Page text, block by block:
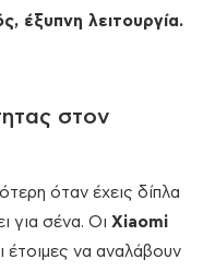
έξυπνη λειτουργία.
στον
όταν έχεις δίπλα
για σένα. Οι Xiaomi
έτοιμες να αναλάβουν